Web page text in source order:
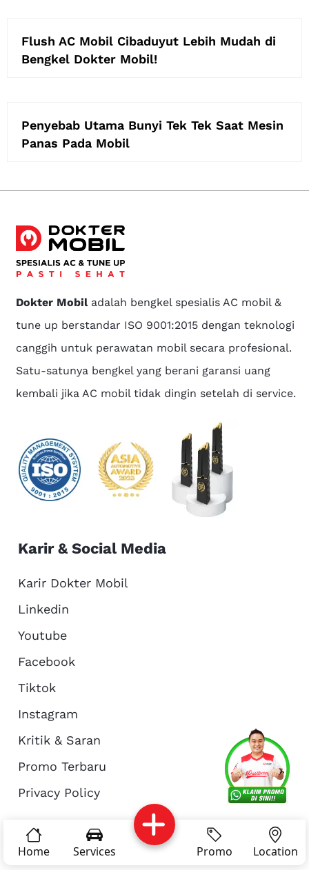
About Us
Reservasi Article
Home Services Promo Location
Flush AC Mobil Cibaduyut Lebih Mudah di
Bengkel Dokter Mobil!
Penyebab Utama Bunyi Tek Tek Saat Mesin
Panas Pada Mobil
Dokter Mobiladalah bengkel spesialis AC mobil &
tune up berstandar ISO 9001:2015 dengan teknologi
canggih untuk perawatan mobil secara profesional.
Satu-satunya bengkel yang berani garansi uang
kembali jika AC mobil tidak dingin setelah di service.
Karir & Social Media
Karir Dokter Mobil
Linkedin
Youtube
Facebook
Tiktok
Instagram
Kritik & Saran
Promo Terbaru
Privacy Policy
© Copyright 2026 - Dokter Mobil Indonesia